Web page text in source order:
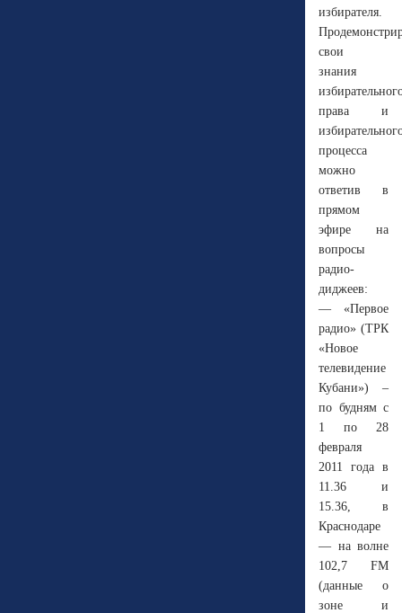
избирателя.
свои
знания
права и
процесса
можно
ответив в
прямом
эфире на
вопросы
радио-
диджеев:
— «Первое
радио» (ТРК
«Новое
телевидение
Кубани») –
по будням с
1 по 28
февраля
2011 года в
11.36 и
15.36, в
Краснодаре
— на волне
102,7 FM
(данные о
зоне и